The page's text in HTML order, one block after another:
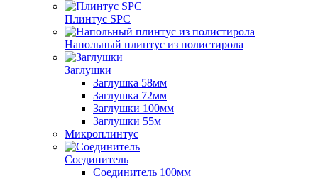
Плинтус SPC
Напольный плинтус из полистирола
Заглушки
Заглушка 58мм
Заглушка 72мм
Заглушки 100мм
Заглушки 55м
Микроплинтус
Соединитель
Соединитель 100мм